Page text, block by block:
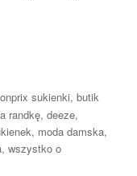
sukienki,butik
randkę,deeze,
, moda damska,
,wszystko o